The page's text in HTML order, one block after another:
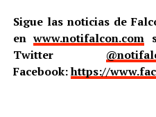
Sigue las noticias de
enwww.notifalcon.com
Twitter
Facebook:https://